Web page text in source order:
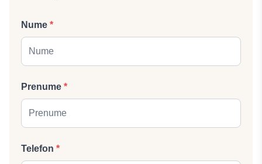
Nume *
Prenume *
Telefon *